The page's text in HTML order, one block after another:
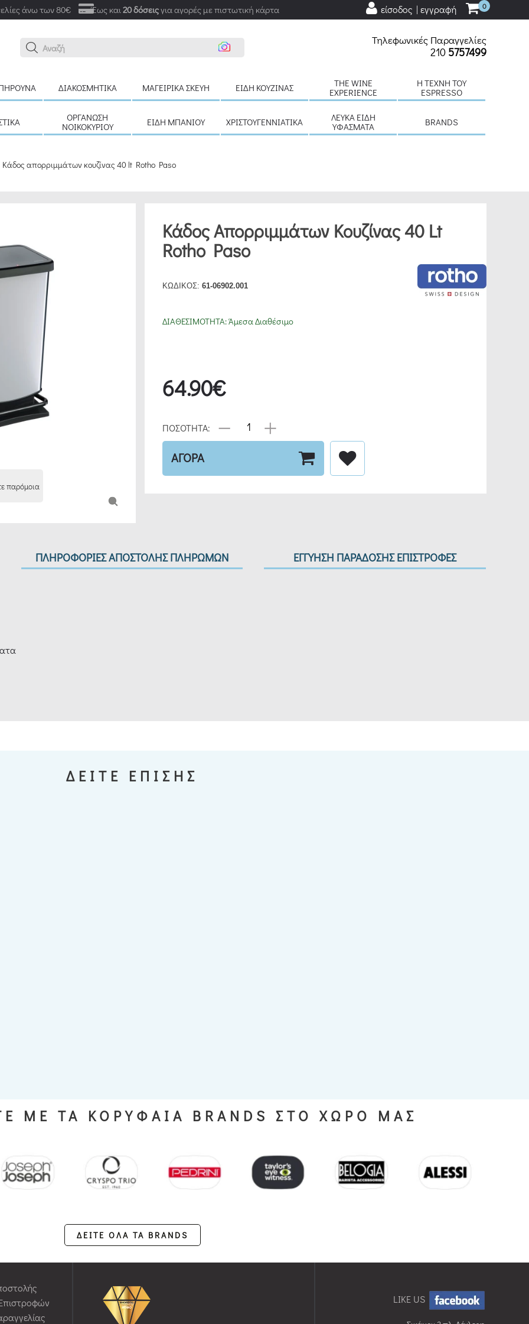
άνω των 80€ Έως και20 δόσειςγια αγορές με πιστωτική κάρτα 0
είσοδος | εγγραφή
Αναζήτηση
Τηλεφωνικές Παραγγελίες
210 5757499
ΔΙΑΚΟΣΜΗΤΙΚΆ ΜΑΓΕΙΡΙΚΆ ΣΚΕΎΗ ΕΊΔΗ ΚΟΥΖΊΝΑΣ
THE WINE
EXPERIENCE
H ΤΈΧΝΗ ΤΟΥ
ESPRESSO
ΟΡΓΆΝΩΣΗ
ΝΟΙΚΟΚΥΡΙΟΎ
ΕΊΔΗ ΜΠΆΝΙΟΥ ΧΡΙΣΤΟΥΓΕΝΝΙΆΤΙΚΑ
ΛΕΥΚΆ ΕΊΔΗ
ΥΦΆΣΜΑΤΑ
BRANDS
Κάδος απορριμμάτων κουζίνας 40 lt Rotho Paso
παρόμοια
Κάδος Απορριμμάτων Κουζίνας 40 Lt
Rotho Paso
ΚΩΔΙΚΟΣ: 61-06902.001
ΔΙΑΘΕΣΙΜΟΤΗΤΑ:Άμεσα Διαθέσιμο
64.90€
ΠΟΣΟΤΗΤΑ:
ΑΓΟΡΑ
ΠΛΗΡΟΦΟΡΙΕΣ ΑΠΟΣΤΟΛΗΣ ΠΛΗΡΩΜΩΝ ΕΓΓΥΗΣΗ ΠΑΡΑΔΟΣΗΣ ΕΠΙΣΤΡΟΦΕΣ
ΔΕΙΤΕ ΕΠΙΣΗΣ
ΜΕ ΤΑ ΚΟΡΥΦΑΙΑ BRANDS ΣΤΟ ΧΩΡΟ ΜΑΣ
ΔΕΙΤΕ ΟΛΑ ΤΑ BRANDS
LIKE US